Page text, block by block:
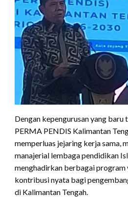
Dengan kepengurusan yang
PERMA PENDIS Kalimantan
memperluas jejaring kerja sama,
manajerial lembaga pendidikan
menghadirkan berbagai program
kontribusi nyata bagi
di Kalimantan Tengah.